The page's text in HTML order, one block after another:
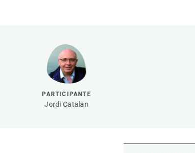
PARTICIPANTE
Jordi Catalan
Un lugar donde crecer
Desarrollo de carrera
Seminarios y actividades internas
Te ofrecemos formación